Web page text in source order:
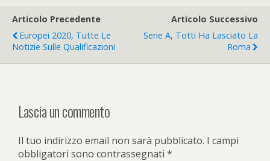
Articolo Precedente
Europei 2020, Tutte Le
Notizie Sulle Qualificazioni
Articolo Successivo
Serie A, Totti Ha Lasciato La
Roma
Lascia un commento
Il tuo indirizzo email non sarà pubblicato. I campi
obbligatori sono contrassegnati *